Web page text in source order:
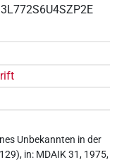
Unbekannten in der
in: MDAIK 31, 1975,